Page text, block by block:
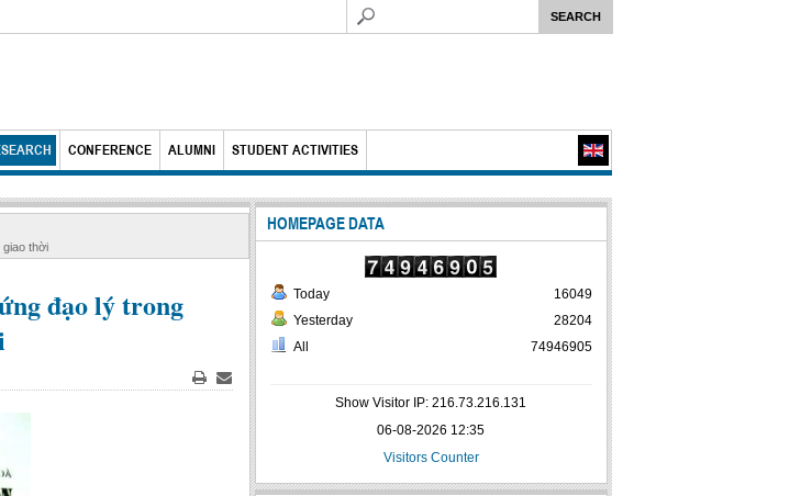
CONFERENCE ALUMNI STUDENT ACTIVITIES
giao thời
đạo lý trong
PrintEmail
HOMEPAGE DATA
Today
Yesterday
All
16049
28204
74946905
Show Visitor IP: 216.73.216.131
06-08-2026 12:35
Visitors Counter